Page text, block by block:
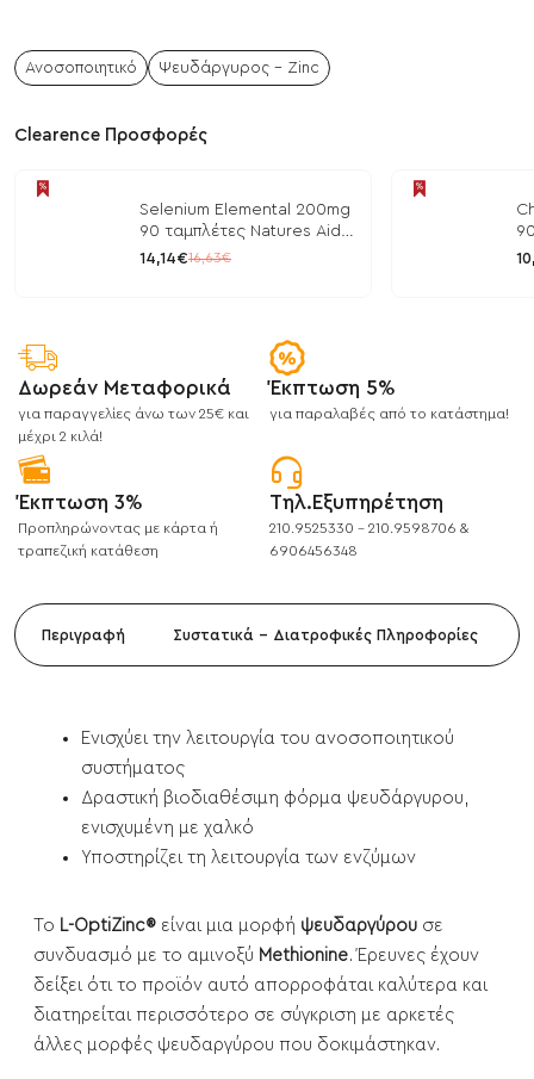
Ανοσοποιητικό Ψευδάργυρος - Zinc
Clearence Προσφορές
Selenium Elemental 200mg
90 ταμπλέτες Natures Aid
/ Μέταλλα
14,14€16,63€
/
Δωρεάν Μεταφορικά
για παραγγελίες άνω των 25€ και
μέχρι 2 κιλά!
Έκπτωση 5%
για παραλαβές από το κατάστημα!
Έκπτωση 3%
Προπληρώνοντας με κάρτα ή
τραπεζική κατάθεση
Τηλ.Εξυπηρέτηση
210.9525330 - 210.9598706 &
6906456348
Περιγραφή Συστατικά - Διατροφικές Πληροφορίες
Ενισχύει την λειτουργία του ανοσοποιητικού
συστήματος
Δραστική βιοδιαθέσιμη φόρμα ψευδάργυρου,
ενισχυμένη με χαλκό
Υποστηρίζει τη λειτουργία των ενζύμων
Το L-OptiZinc® είναι μια μορφή ψευδαργύρου σε
συνδυασμό με το αμινοξύ Methionine. Έρευνες έχουν
δείξει ότι το προϊόν αυτό απορροφάται καλύτερα και
διατηρείται περισσότερο σε σύγκριση με αρκετές
άλλες μορφές ψευδαργύρου που δοκιμάστηκαν.